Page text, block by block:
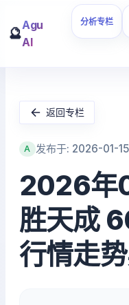
🔮Agu
AI
分析专栏
返回专栏
A 发布于: 2026-01-15
2026年
胜天成
行情走